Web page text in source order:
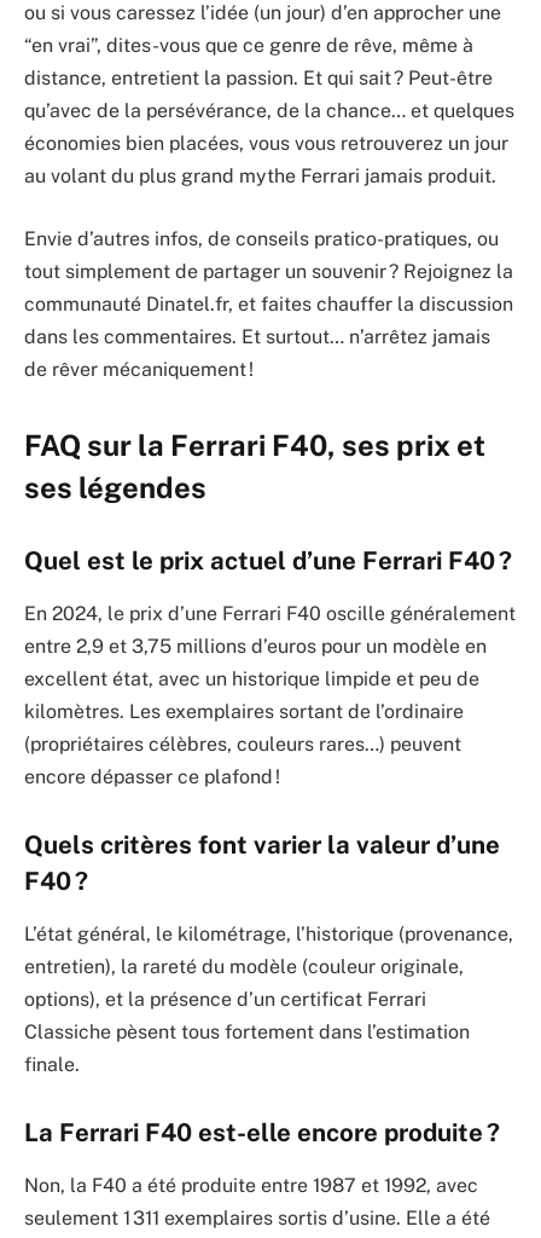
ou si vous caressez l’idée (un jour) d’en approcher une
“en vrai”, dites-vous que ce genre de rêve, même à
distance, entretient la passion. Et qui sait ? Peut-être
qu’avec de la persévérance, de la chance… et quelques
économies bien placées, vous vous retrouverez un jour
au volant du plus grand mythe Ferrari jamais produit.
Envie d’autres infos, de conseils pratico-pratiques, ou
tout simplement de partager un souvenir ? Rejoignez la
communauté Dinatel.fr, et faites chauffer la discussion
dans les commentaires. Et surtout… n’arrêtez jamais
de rêver mécaniquement !
FAQ sur la Ferrari F40, ses prix et
ses légendes
Quel est le prix actuel d’une Ferrari F40 ?
En 2024, le prix d’une Ferrari F40 oscille généralement
entre 2,9 et 3,75 millions d’euros pour un modèle en
excellent état, avec un historique limpide et peu de
kilomètres. Les exemplaires sortant de l’ordinaire
(propriétaires célèbres, couleurs rares…) peuvent
encore dépasser ce plafond !
Quels critères font varier la valeur d’une
F40 ?
L’état général, le kilométrage, l’historique (provenance,
entretien), la rareté du modèle (couleur originale,
options), et la présence d’un certificat Ferrari
Classiche pèsent tous fortement dans l’estimation
finale.
La Ferrari F40 est-elle encore produite ?
Non, la F40 a été produite entre 1987 et 1992, avec
seulement 1 311 exemplaires sortis d’usine. Elle a été